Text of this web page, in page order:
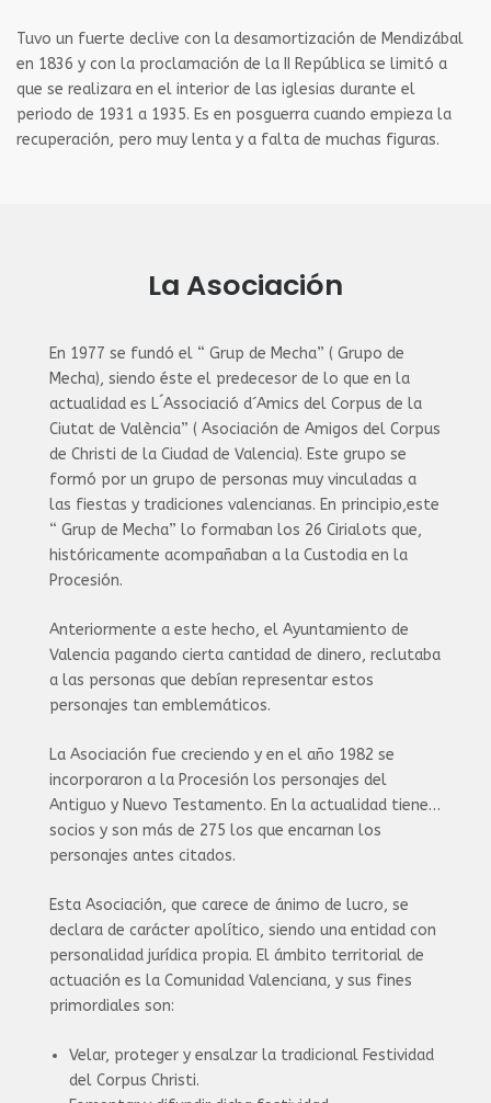
Tuvo un fuerte declive con la desamortización de Mendizábal
en 1836 y con la proclamación de la II República se limitó a
que se realizara en el interior de las iglesias durante el
periodo de 1931 a 1935. Es en posguerra cuando empieza la
recuperación, pero muy lenta y a falta de muchas figuras.
La Asociación
En 1977 se fundó el “ Grup de Mecha” ( Grupo de
Mecha), siendo éste el predecesor de lo que en la
actualidad es L´Associació d´Amics del Corpus de la
Ciutat de València” ( Asociación de Amigos del Corpus
de Christi de la Ciudad de Valencia). Este grupo se
formó por un grupo de personas muy vinculadas a
las fiestas y tradiciones valencianas. En principio,este
“ Grup de Mecha” lo formaban los 26 Cirialots que,
históricamente acompañaban a la Custodia en la
Procesión.
Anteriormente a este hecho, el Ayuntamiento de
Valencia pagando cierta cantidad de dinero, reclutaba
a las personas que debían representar estos
personajes tan emblemáticos.
La Asociación fue creciendo y en el año 1982 se
incorporaron a la Procesión los personajes del
Antiguo y Nuevo Testamento. En la actualidad tiene…
socios y son más de 275 los que encarnan los
personajes antes citados.
Esta Asociación, que carece de ánimo de lucro, se
declara de carácter apolítico, siendo una entidad con
personalidad jurídica propia. El ámbito territorial de
actuación es la Comunidad Valenciana, y sus fines
primordiales son:
Velar, proteger y ensalzar la tradicional Festividad
del Corpus Christi.